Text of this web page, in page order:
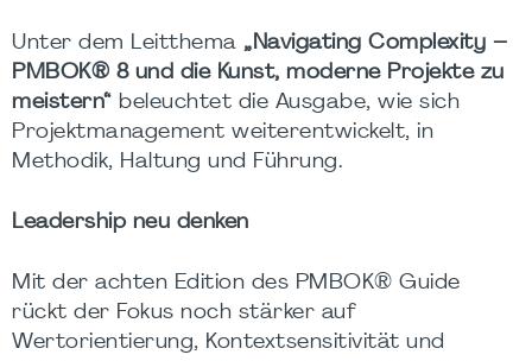
Unter dem Leitthema „Navigating Complexity –
PMBOK® 8 und die Kunst, moderne Projekte zu
meistern“ beleuchtet die Ausgabe, wie sich
Projektmanagement weiterentwickelt, in
Methodik, Haltung und Führung.
Leadership neu denken
Mit der achten Edition des PMBOK® Guide
rückt der Fokus noch stärker auf
Wertorientierung, Kontextsensitivität und